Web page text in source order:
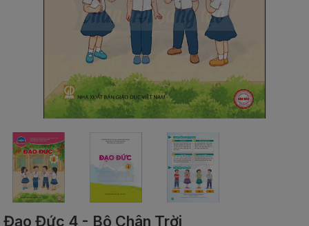
SÁCH
NGOẠI
NGỮ
VPP
-
ĐỒ
DÙNG
Đạo Đức 4 - Bộ Chân Trời